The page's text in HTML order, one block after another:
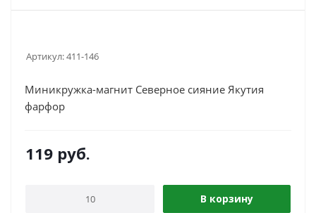
Артикул:411-146
Миникружка-магнит Северное сияние Якутия
фарфор
119 руб.
В корзину